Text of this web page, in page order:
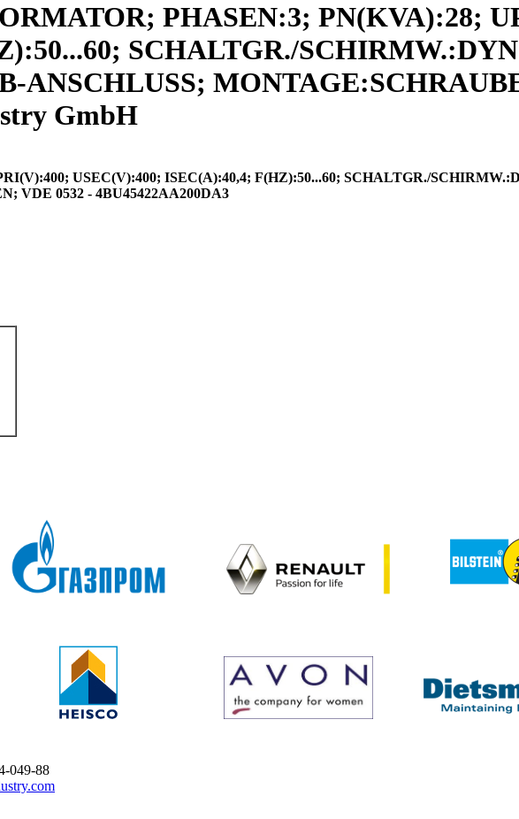
PHASEN:3; PN(KVA):28;
SCHALTGR./
ANSCHLUSS;
GmbH
USEC(V):400; ISEC(A):40,4; F(HZ):50...60; SCHALTGR./
VDE 0532 - 4BU45422AA200DA3
049-88